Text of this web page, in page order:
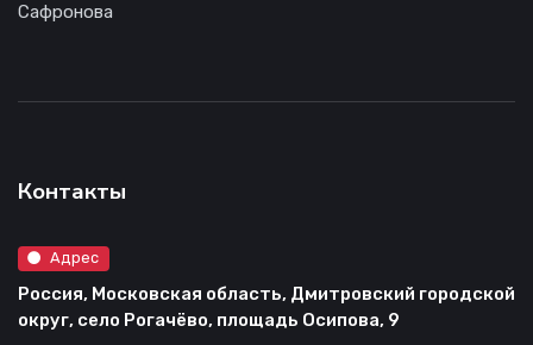
Сафронова
Контакты
Адрес
Россия, Московская область, Дмитровский городской
округ, село Рогачёво, площадь Осипова, 9